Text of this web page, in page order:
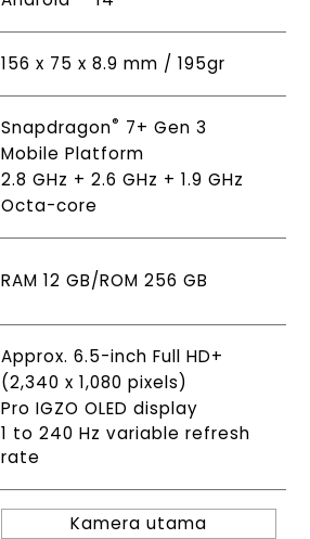
156 x 75 x 8.9 mm / 195gr
Snapdragon® 7+ Gen 3
Mobile Platform
2.8 GHz + 2.6 GHz + 1.9 GHz
Octa-core
RAM 12 GB/ROM 256 GB
Approx. 6.5-inch Full HD+
(2,340 x 1,080 pixels)
Pro IGZO OLED display
1 to 240 Hz variable refresh
rate
Kamera utama